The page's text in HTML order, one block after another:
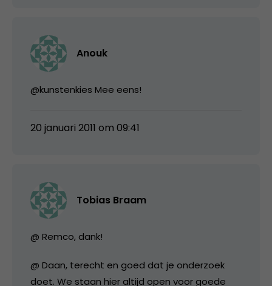
Anouk
@kunstenkies Mee eens!
20 januari 2011 om 09:41
Tobias Braam
@ Remco, dank!
@ Daan, terecht en goed dat je onderzoek
doet. We staan hier altijd open voor goede